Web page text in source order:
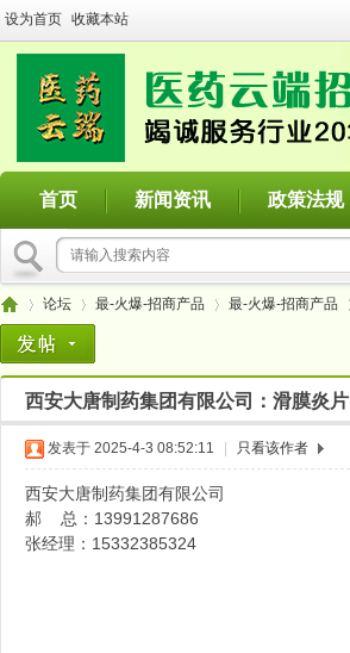
设为首页 收藏本站
首页 新闻资讯 政策法规
»
论坛
›
最-火爆-招商产品
›
最-火爆-招商产品
›
西安大唐制药集团有限公司：滑膜炎片
发表于 2025-4-3 08:52:11 只看该作者
西安大唐制药集团有限公司
郝 总：13991287686
张经理：15332385324